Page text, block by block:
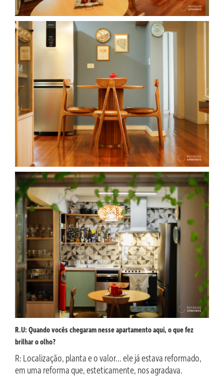
R.U: Quando vocês chegaram nesse apartamento aqui, o que fez
brilhar o olho?
R: Localização, planta e o valor… ele já estava reformado,
em uma reforma que, esteticamente, nos agradava.